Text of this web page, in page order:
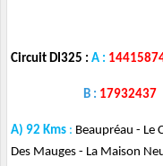
Circuit DI325 : A :
B : 17932437
A) 92 Kms : Beaupréau - Le
Des Mauges - La Maison